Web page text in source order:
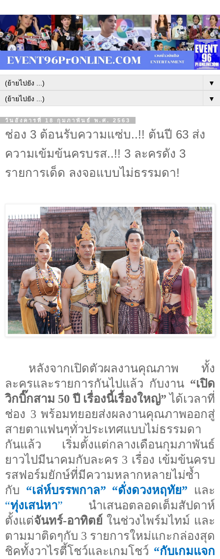
▼
▼
วันอังคารที่ 18 กุมภาพันธ์ พ.ศ. 2563
ช่อง 3 ต้อนรับความแซ่บ..!! ต้นปี 63 ส่ง
ความเข้มข้นครบรส..!! 3 ละครดัง 3
รายการเด็ด ลงจอแบบไม่ธรรมดา!
หลังจากเปิดตัวผลงานคุณภาพ ทั้ง
ละครและรายการกันไปแล้ว กับงาน “เปิด
วิกบิ๊กสาม 50 ปี เรื่องนี้เรื่องใหญ่”ได้เวลาที่
ช่อง 3 พร้อมทยอยส่งผลงานคุณภาพออกสู่
สายตาแฟนๆทั่วประเทศแบบไม่ธรรมดา
กันแล้ว เริ่มตั้งแต่กลางเดือนกุมภาพันธ์
ยาวไปมีนาคมกับละคร 3 เรื่อง เข้มข้นครบ
รสฟอร์มยักษ์ที่มีความหลากหลายไม่ซ้ำ
กับ “เล่ห์บรรพกาล” “ดั่งดวงหฤทัย”
และ
“ทุ่งเสน่หา” นำเสนอตลอดเต็มสัปดาห์
ตั้งแต่จันทร์-อาทิตย์ ในช่วงไพร์มไทม์ และ
ตามมาติดๆกับ 3 รายการใหม่แกะกล่องสุด
ชิคทั้งวาไรตี้โชว์และเกมโชว์ “กับเกมแจก